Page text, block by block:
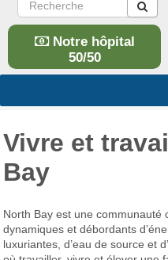
Notre hôpital
50/50
Vivre et
Bay
North Bay est une communauté
dynamiques et débordants
luxuriantes, d’eau de source et